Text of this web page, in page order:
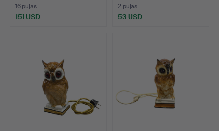
16 pujas
151 USD
2 pujas
53 USD